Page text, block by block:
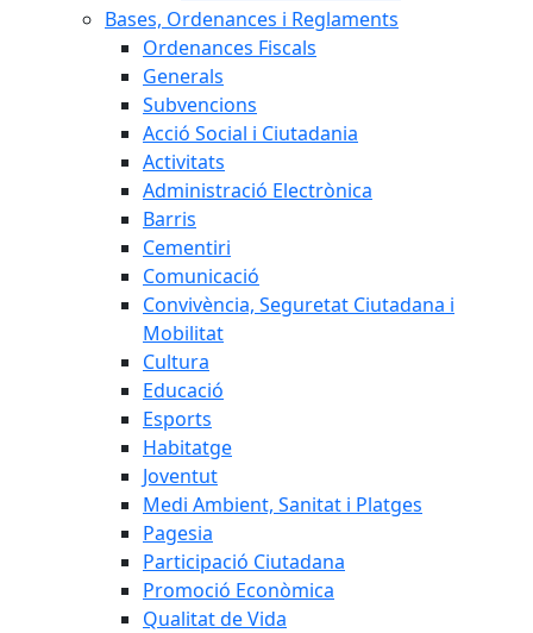
Bases, Ordenances i Reglaments
Ordenances Fiscals
Generals
Subvencions
Acció Social i Ciutadania
Activitats
Administració Electrònica
Barris
Cementiri
Comunicació
Convivència, Seguretat Ciutadana i
Mobilitat
Cultura
Educació
Esports
Habitatge
Joventut
Medi Ambient, Sanitat i Platges
Pagesia
Participació Ciutadana
Promoció Econòmica
Qualitat de Vida